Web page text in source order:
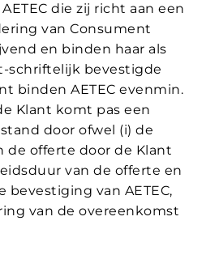
die zij richt aan een
van Consument
en binden haar als
schriftelijk bevestigde
binden AETEC evenmin.
Klant komt pas een
door ofwel (i) de
de offerte door de Klant
van de offerte en
bevestiging van AETEC,
van de overeenkomst